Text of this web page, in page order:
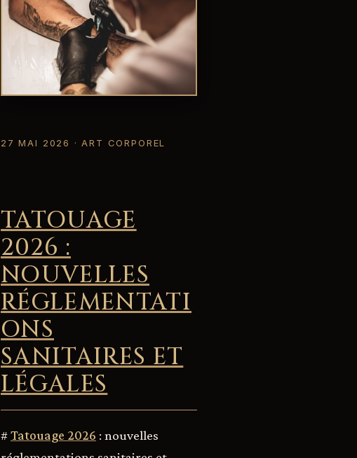
27 MAI 2026 · ART CORPOREL
TATOUAGE
2026 :
NOUVELLES
RÉGLEMENTATI
ONS
SANITAIRES ET
LÉGALES
#Tatouage 2026 : nouvelles